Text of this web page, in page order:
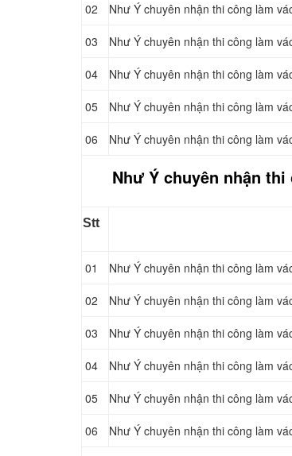
02 Như Ý chuyên nhận thi công làm
03 Như Ý chuyên nhận thi công làm
04 Như Ý chuyên nhận thi công làm
05 Như Ý chuyên nhận thi công làm
06 Như Ý chuyên nhận thi công làm
Như Ý chuyên nhận
Stt
01 Như Ý chuyên nhận thi công làm
02 Như Ý chuyên nhận thi công làm
03 Như Ý chuyên nhận thi công làm
04 Như Ý chuyên nhận thi công làm
05 Như Ý chuyên nhận thi công làm
06 Như Ý chuyên nhận thi công làm